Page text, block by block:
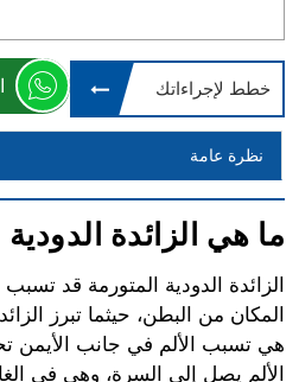
خطط لإجراءاتك
نظرة عامة
ما هي الزائدة الدودية
الزائدة الدودية المتورمة قد
المكان من البطن، حيثما تبرز
هي تسبب الألم في جانب الأيمن
الألم يصل إلى السرة، وهي في